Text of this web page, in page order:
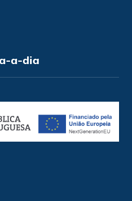
a-dia